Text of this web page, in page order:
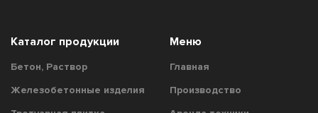
Каталог продукции
Бетон, Раствор
Железобетонные изделия
Меню
Главная
Производство